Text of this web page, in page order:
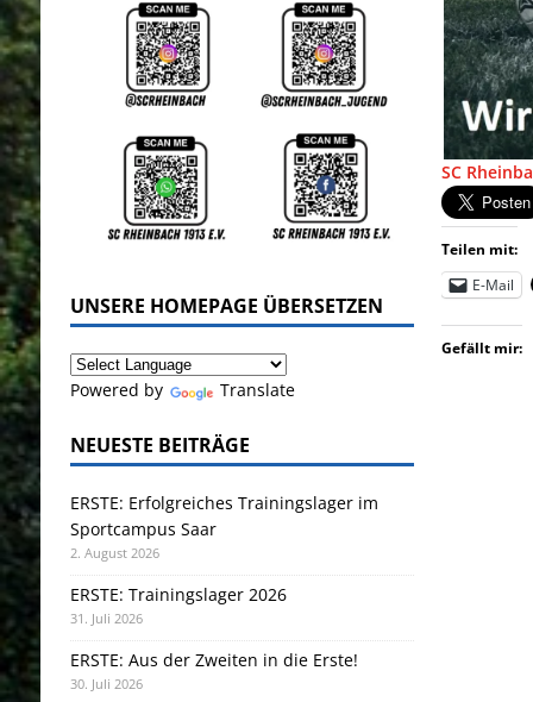
SC
Teilen mit:
E-Mail
Gefällt mir:
UNSERE HOMEPAGE ÜBERSETZEN
Powered by Translate
NEUESTE BEITRÄGE
ERSTE: Erfolgreiches Trainingslager im
Sportcampus Saar
2. August 2026
ERSTE: Trainingslager 2026
31. Juli 2026
ERSTE: Aus der Zweiten in die Erste!
30. Juli 2026